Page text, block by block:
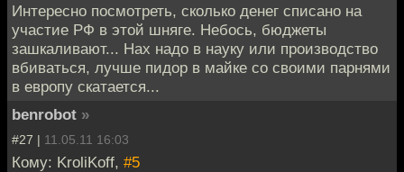
Интересно посмотреть, сколько денег списано на
участие РФ в этой шняге. Небось, бюджеты
зашкаливают... Нах надо в науку или производство
вбиваться, лучше пидор в майке со своими парнями
в европу скатается...
benrobot »
#27 | 11.05.11 16:03
Кому: KroliKoff, #5